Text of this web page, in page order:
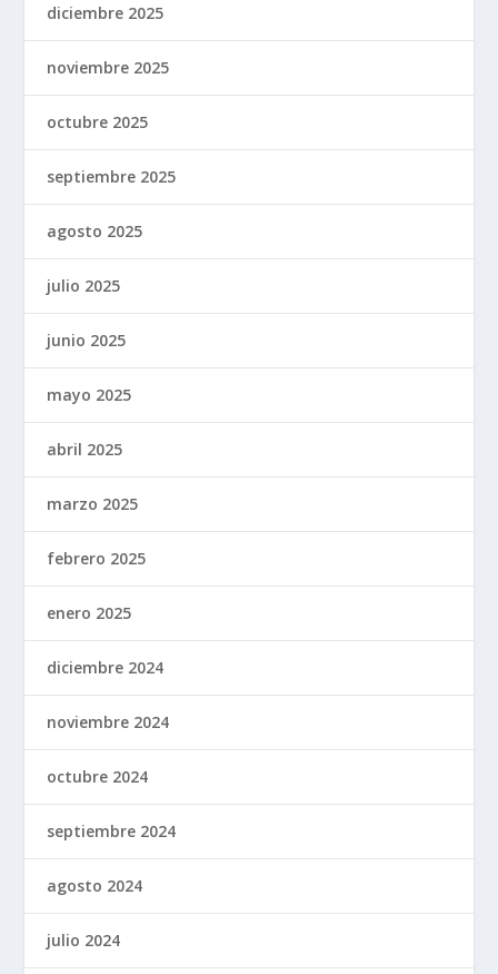
diciembre 2025
noviembre 2025
octubre 2025
septiembre 2025
agosto 2025
julio 2025
junio 2025
mayo 2025
abril 2025
marzo 2025
febrero 2025
enero 2025
diciembre 2024
noviembre 2024
octubre 2024
septiembre 2024
agosto 2024
julio 2024